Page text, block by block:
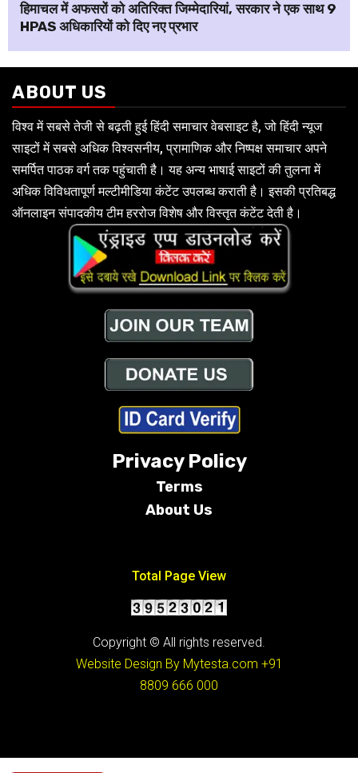
हिमाचल में अफसरों को अतिरिक्त जिम्मेदारियां, सरकार ने एक साथ 9
HPAS अधिकारियों को दिए नए प्रभार
ABOUT US
विश्व में सबसे तेजी से बढ़ती हुई हिंदी समाचार वेबसाइट है, जो हिंदी न्यूज
साइटों में सबसे अधिक विश्वसनीय, प्रामाणिक और निष्पक्ष समाचार अपने
समर्पित पाठक वर्ग तक पहुंचाती है। यह अन्य भाषाई साइटों की तुलना में
अधिक विविधतापूर्ण मल्टीमीडिया कंटेंट उपलब्ध कराती है। इसकी प्रतिबद्ध
ऑनलाइन संपादकीय टीम हररोज विशेष और विस्तृत कंटेंट देती है।
Privacy Policy
Terms
About Us
Total Page View
Copyright © All rights reserved.
Website Design By Mytesta.com +91
8809 666 000